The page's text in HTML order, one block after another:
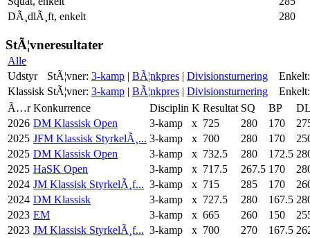
DÃ¸dlÃ¸ft, enkelt
280
StÃ¦vneresultater
Alle
Udstyr
StÃ¦vner: 3-kamp | BÃ¦nkpres | Divisionsturnering
Enkelt:
Klassisk StÃ¦vner: 3-kamp | BÃ¦nkpres | Divisionsturnering
Enkelt:
Ã…r Konkurrence Disciplin K Resultat SQ BP
2026 DM Klassisk Open 3-kamp x 725 280 170
2025 JFM Klassisk StyrkelÃ¸... 3-kamp x 700 280 170
2025 DM Klassisk Open 3-kamp x 732.5 280 172.5
2025 HaSK Open 3-kamp x 717.5 267.5 170
2024 JM Klassisk StyrkelÃ¸f... 3-kamp x 715 285 170
2024 DM Klassisk 3-kamp x 727.5 280 167.5
2023 EM 3-kamp x 665 260 150
2023 JM Klassisk StyrkelÃ¸f... 3-kamp x 700 270 167.5